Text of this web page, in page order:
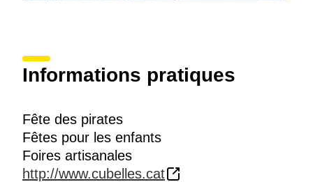
Informations pratiques
Fête des pirates
Fêtes pour les enfants
Foires artisanales
http://www.cubelles.cat